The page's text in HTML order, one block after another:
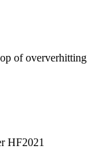
of oververhitting
HF2021